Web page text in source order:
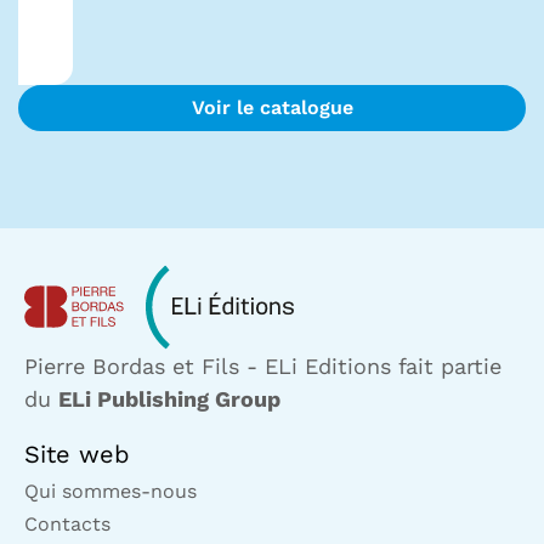
Voir le catalogue
Pierre Bordas et Fils - ELi Editions fait partie
du ELi Publishing Group
Site web
Qui sommes-nous
Contacts